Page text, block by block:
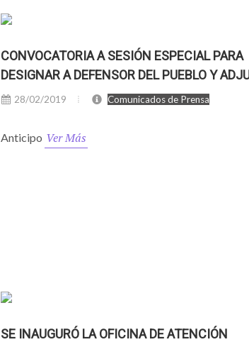
CONVOCATORIA A SESIÓN ESPECIAL PARA
DESIGNAR A DEFENSOR DEL PUEBLO Y
28/02/2019 Comunicados de Prensa
Anticipo Ver Más
SE INAUGURÓ LA OFICINA DE ATENCIÓN